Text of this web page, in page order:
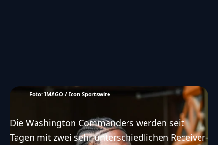
Foto: IMAGO / Icon Sportswire
Die Washington Commanders werden seit
Tagen mit zwei sehr unterschiedlichen Receiver-